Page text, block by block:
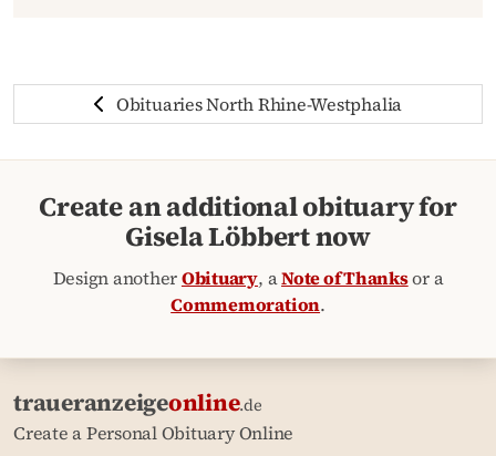
Obituaries North Rhine-Westphalia
Create an additional obituary for
Gisela Löbbert now
Design anotherObituary, aNote of Thanksor a
Commemoration.
traueranzeigeonline.de
Create a Personal Obituary Online